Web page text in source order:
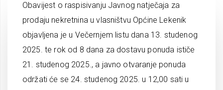
Obavijest o raspisivanju Javnog natječaja za
prodaju nekretnina u vlasništvu Općine Lekenik
objavljena je u Večernjem listu dana 13. studenog
2025. te rok od 8 dana za dostavu ponuda ističe
21. studenog 2025., a javno otvaranje ponuda
održati će se 24. studenog 2025. u 12,00 sati u